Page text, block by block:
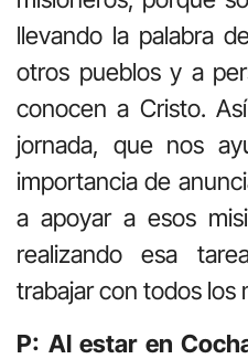
llevando la palabra
otros pueblos y a
conocen a Cristo.
jornada, que nos
importancia de
a apoyar a esos
realizando esa
trabajar con todos los
P: Al estar en